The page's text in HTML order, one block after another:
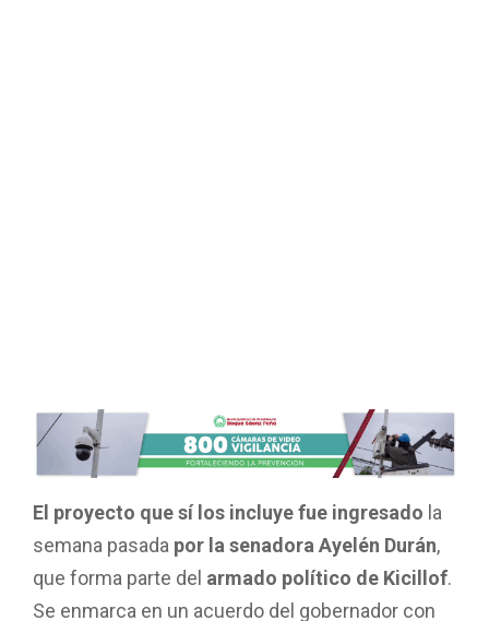
El proyecto que sí los incluye fue ingresado la
semana pasada por la senadora Ayelén Durán,
que forma parte del armado político de Kicillof.
Se enmarca en un acuerdo del gobernador con